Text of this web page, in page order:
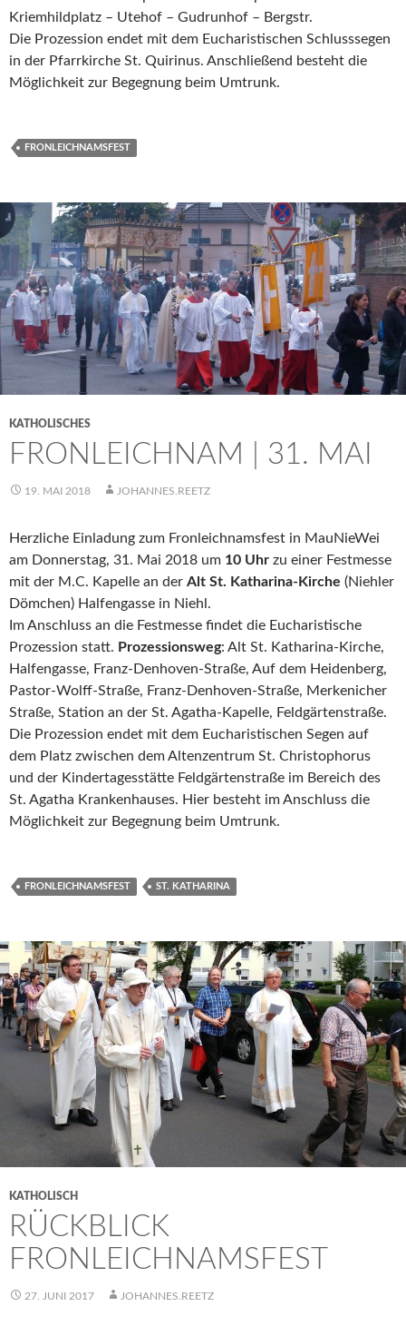
Kriemhildplatz – Utehof – Gudrunhof – Bergstr.
Die Prozession endet mit dem Eucharistischen Schlusssegen
in der Pfarrkirche St. Quirinus. Anschließend besteht die
Möglichkeit zur Begegnung beim Umtrunk.
FRONLEICHNAMSFEST
KATHOLISCHES
FRONLEICHNAM | 31. MAI
19. MAI 2018 JOHANNES.REETZ
Herzliche Einladung zum Fronleichnamsfest in MauNieWei
am Donnerstag, 31. Mai 2018 um 10 Uhr zu einer Festmesse
mit der M.C. Kapelle an der Alt St. Katharina-Kirche (Niehler
Dömchen) Halfengasse in Niehl.
Im Anschluss an die Festmesse findet die Eucharistische
Prozession statt. Prozessionsweg: Alt St. Katharina-Kirche,
Halfengasse, Franz-Denhoven-Straße, Auf dem Heidenberg,
Pastor-Wolff-Straße, Franz-Denhoven-Straße, Merkenicher
Straße, Station an der St. Agatha-Kapelle, Feldgärtenstraße.
Die Prozession endet mit dem Eucharistischen Segen auf
dem Platz zwischen dem Altenzentrum St. Christophorus
und der Kindertagesstätte Feldgärtenstraße im Bereich des
St. Agatha Krankenhauses. Hier besteht im Anschluss die
Möglichkeit zur Begegnung beim Umtrunk.
FRONLEICHNAMSFEST ST. KATHARINA
KATHOLISCH
RÜCKBLICK
FRONLEICHNAMSFEST
27. JUNI 2017 JOHANNES.REETZ